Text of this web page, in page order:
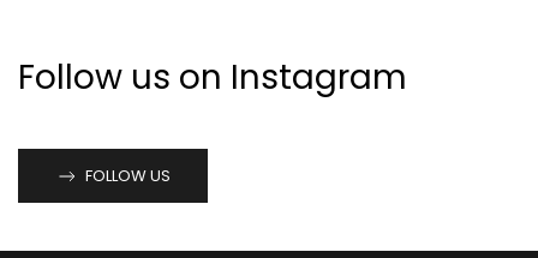
Follow us on Instagram
FOLLOW US